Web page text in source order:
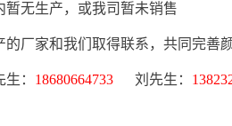
暂无生产，或我司暂未销售
的厂家和我们取得联系，共同完善
： 18680664733 刘先生：